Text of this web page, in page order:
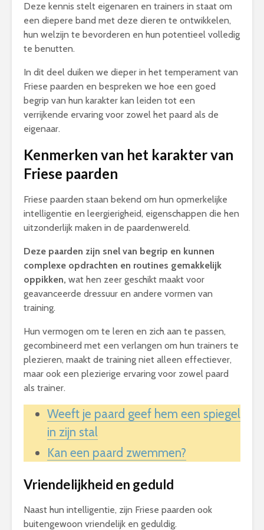
Deze kennis stelt eigenaren en trainers in staat om
een diepere band met deze dieren te ontwikkelen,
hun welzijn te bevorderen en hun potentieel volledig
te benutten.
In dit deel duiken we dieper in het temperament van
Friese paarden en bespreken we hoe een goed
begrip van hun karakter kan leiden tot een
verrijkende ervaring voor zowel het paard als de
eigenaar.
Kenmerken van het karakter van
Friese paarden
Friese paarden staan bekend om hun opmerkelijke
intelligentie en leergierigheid, eigenschappen die hen
uitzonderlijk maken in de paardenwereld.
Deze paarden zijn snel van begrip en kunnen
complexe opdrachten en routines gemakkelijk
oppikken, wat hen zeer geschikt maakt voor
geavanceerde dressuur en andere vormen van
training.
Hun vermogen om te leren en zich aan te passen,
gecombineerd met een verlangen om hun trainers te
plezieren, maakt de training niet alleen effectiever,
maar ook een plezierige ervaring voor zowel paard
als trainer.
Weeft je paard geef hem een spiegel
in zijn stal
Kan een paard zwemmen?
Vriendelijkheid en geduld
Naast hun intelligentie, zijn Friese paarden ook
buitengewoon vriendelijk en geduldig.